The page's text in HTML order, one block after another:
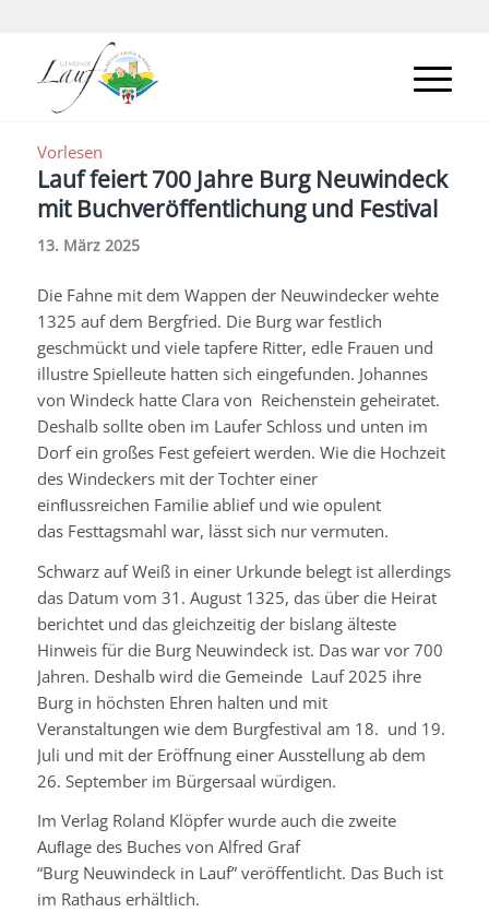
Vorlesen
Lauf feiert 700 Jahre Burg Neuwindeck
mit Buchveröffentlichung und Festival
13. März 2025
Die Fahne mit dem Wappen der Neuwindeckerwehte
1325 auf dem Bergfried. Die Burg war festlich
geschmückt und viele tapfere Ritter, edle Frauen und
illustre Spielleute hatten sich eingefunden. Johannes
von Windeck hatte Clara von Reichenstein geheiratet.
Deshalb sollte oben im Laufer Schloss und unten im
Dorf ein großes Fest gefeiert werden. Wie die Hochzeit
des Windeckersmit der Tochter einer
einﬂussreichen Familie ablief und wie opulent
das Festtagsmahl war, lässt sich nur vermuten.
Schwarz auf Weiß in einer Urkunde belegt ist allerdings
das Datum vom 31. August 1325, das über die Heirat
berichtet und das gleichzeitig der bislang älteste
Hinweis für die Burg Neuwindeckist. Das war vor 700
Jahren. Deshalb wird die Gemeinde Lauf 2025 ihre
Burg in höchsten Ehren halten und mit
Veranstaltungen wie dem Burgfestival am 18. und 19.
Juli und mit der Eröffnung einer Ausstellung ab dem
26. September im Bürgersaal würdigen.
Im Verlag Roland Klöpfer wurde auch die zweite
Auﬂagedes Buches von Alfred Graf
“Burg Neuwindeck in Lauf” veröffentlicht. Das Buch ist
im Rathaus erhältlich.